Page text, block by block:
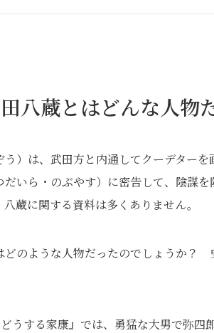
八蔵とはどんな人物
）は、武田方と内通してクーデター
だいら・のぶやす）に密告して、陰謀
蔵に関する資料は多くありません。
どのような人物だったのでしょうか？
うする家康』では、勇猛な大男で弥四